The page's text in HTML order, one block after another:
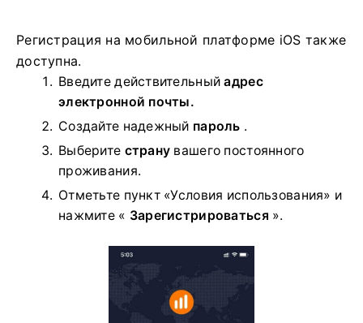
Регистрация на мобильной платформе iOS также
доступна.
Введите действительныйадрес
электронной почты.
Создайте надежный пароль .
Выберите страну вашего постоянного
проживания.
Отметьте пункт «Условия использования» и
нажмите « Зарегистрироваться ».